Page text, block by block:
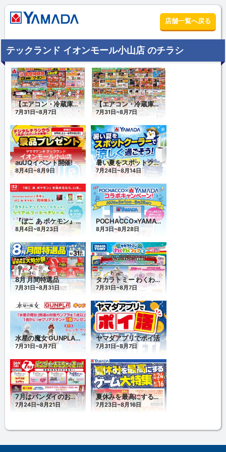
店舗一覧へ戻る
テックランド イオンモール小山店 のチラシ